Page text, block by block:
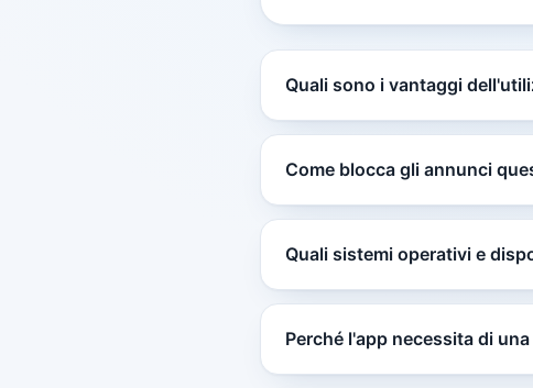
Quali sono i vantaggi
Come blocca gli annunci
Quali sistemi operativi e
Perché l'app necessita di